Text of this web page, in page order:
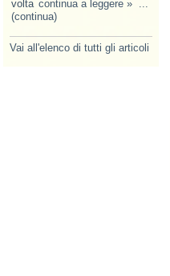
volta continua a leggere » ...
(continua)
Vai all'elenco di tutti gli articoli